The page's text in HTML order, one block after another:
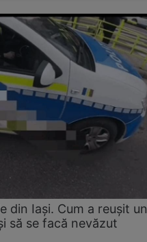
din Iași. Cum a reușit un
să se facă nevăzut